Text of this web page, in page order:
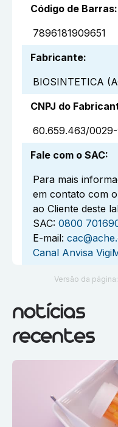
Código de Barras:
7896181909651
Fabricante:
BIOSINTETICA
CNPJ do
60.659.463/
Fale com o SAC:
Para mais
em contato com
ao Cliente deste
SAC: 0800
E-mail:
Canal Anvisa
Versão da página:
notícias
recentes